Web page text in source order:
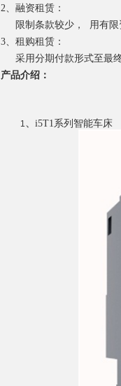
2、 融资租赁：
限制条款较少，
用有限
3、租购租赁：
采用分期付款形式至最
产品介绍：
1、 i5T1系列智能车床